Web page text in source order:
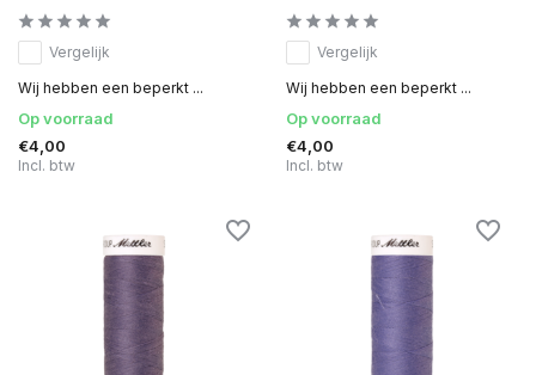
Vergelijk
Wij hebben een beperkt ...
Op voorraad
€4,00
Incl. btw
Vergelijk
Wij hebben een beperkt ...
Op voorraad
€4,00
Incl. btw